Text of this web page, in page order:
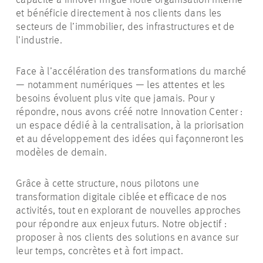
et bénéficie directement à nos clients dans les
secteurs de l’immobilier, des infrastructures et de
l’industrie.
Face à l’accélération des transformations du marché
— notamment numériques — les attentes et les
besoins évoluent plus vite que jamais. Pour y
répondre, nous avons créé notre Innovation Center :
un espace dédié à la centralisation, à la priorisation
et au développement des idées qui façonneront les
modèles de demain.
Grâce à cette structure, nous pilotons une
transformation digitale ciblée et efficace de nos
activités, tout en explorant de nouvelles approches
pour répondre aux enjeux futurs. Notre objectif :
proposer à nos clients des solutions en avance sur
leur temps, concrètes et à fort impact.